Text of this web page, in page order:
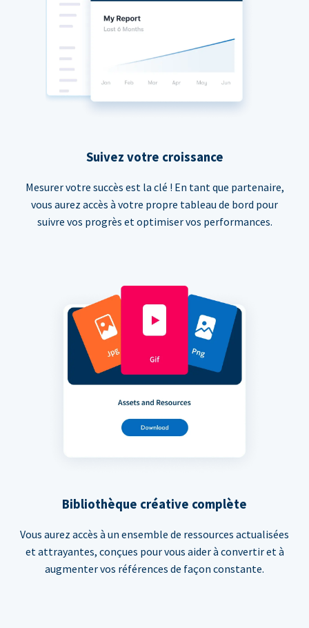
Suivez votre croissance
Mesurer votre succès est la clé ! En tant que partenaire,
vous aurez accès à votre propre tableau de bord pour
suivre vos progrès et optimiser vos performances.
Bibliothèque créative complète
Vous aurez accès à un ensemble de ressources actualisées
et attrayantes, conçues pour vous aider à convertir et à
augmenter vos références de façon constante.